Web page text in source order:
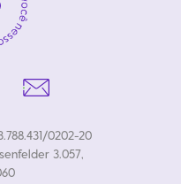
0202-20
3.057,